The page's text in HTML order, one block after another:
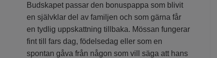
Budskapet passar den bonuspappa som blivit
en självklar del av familjen och som gärna får
en tydlig uppskattning tillbaka. Mössan fungerar
fint till fars dag, födelsedag eller som en
spontan gåva från någon som vill säga att hans